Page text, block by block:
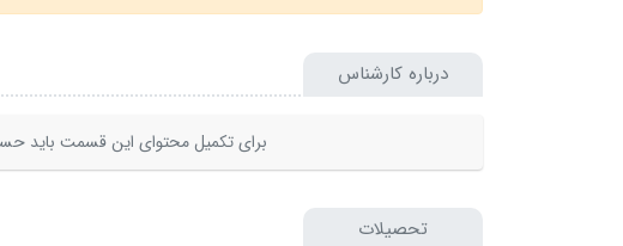
درباره کارشناس
برای تکمیل محتوای این قسمت باید
تحصیلات